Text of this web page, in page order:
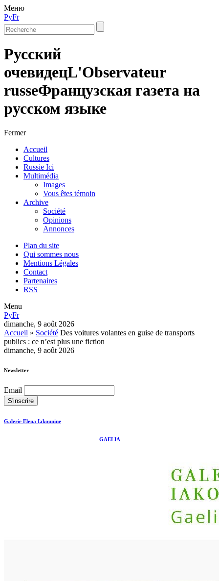
Меню
РуFr
Русский
очевидецL'Observateur
russeФранцузская газета на
русском языке
Fermer
Accueil
Cultures
Russie Ici
Multimédia
Images
Vous êtes témoin
Archive
Société
Opinions
Annonces
Plan du site
Qui sommes nous
Mentions Légales
Contact
Partenaires
RSS
Menu
РуFr
dimanche, 9 août 2026
Accueil » Société Des voitures volantes en guise de transports
publics : ce n’est plus une fiction
dimanche, 9 août 2026
Newsletter
Email
Galerie Elena Iakounine
GAELIA